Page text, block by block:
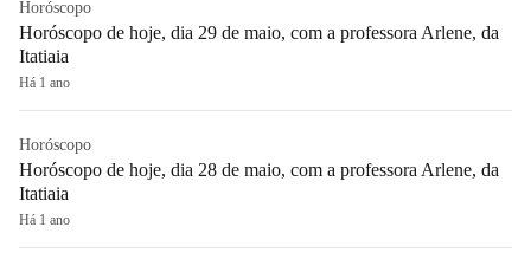
Horóscopo
Horóscopo de hoje, dia 29 de maio, com a professora Arlene, da
Itatiaia
Há 1 ano
Horóscopo
Horóscopo de hoje, dia 28 de maio, com a professora Arlene, da
Itatiaia
Há 1 ano